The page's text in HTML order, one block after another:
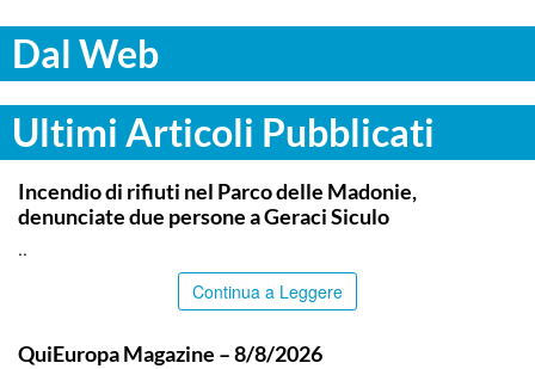
Dal Web
Ultimi Articoli Pubblicati
PALERMO
Incendio di rifiuti nel Parco delle Madonie,
denunciate due persone a Geraci Siculo
..
Continua a Leggere
QuiEuropa Magazine – 8/8/2026